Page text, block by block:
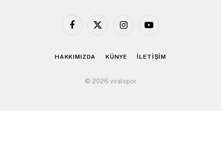
Facebook
X
InstagramYouTube
HAKKIMIZDA KÜNYE İLETİŞİM
© 2026 viralspor